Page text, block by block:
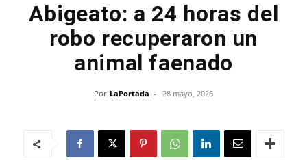
Abigeato: a 24 horas del
robo recuperaron un
animal faenado
Por LaPortada - 28 mayo, 2026